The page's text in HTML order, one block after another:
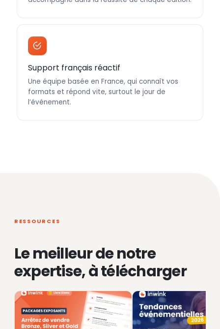
Support français réactif
Une équipe basée en France, qui connaît vos
formats et répond vite, surtout le jour de
l’événement.
RESSOURCES
Le meilleur de notre
expertise, à télécharger